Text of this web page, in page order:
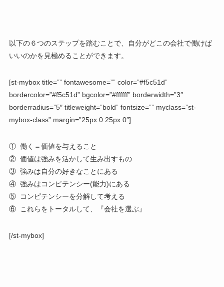
以下の６つのステップを踏むことで、
自分がどこの会社で働けば
いいのかを見極める ことができます。
[st-mybox title=”” fontawesome=”” color=”#f5c51d”
bordercolor=”#f5c51d” bgcolor=”#ffffff” borderwidth=”3″
borderradius=”5″ titleweight=”bold” fontsize=”” myclass=”st-
mybox-class” margin=”25px 0 25px 0″]
① 働く＝価値を与えること
② 価値は強みを活かして生み出すもの
③ 強みは自分の好きなことにある
④ 強みはコンピテンシー(能力)にある
⑤ コンピテンシーを分解して考える
⑥ これらをトータルして、『会社を選ぶ』
[/st-mybox]